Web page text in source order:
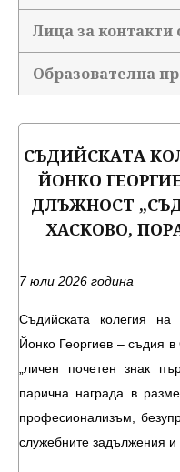
Лица за контакти
Образователна
СЪДИЙСКАТА
ЙОНКО
ДЛЪЖНОСТ
ХАСКОВО,
7 юли 2026 година
Съдийската колегия
Йонко Георгиев – съдия
„личен почетен знак
парична награда в
професионализъм,
служебните задължения и